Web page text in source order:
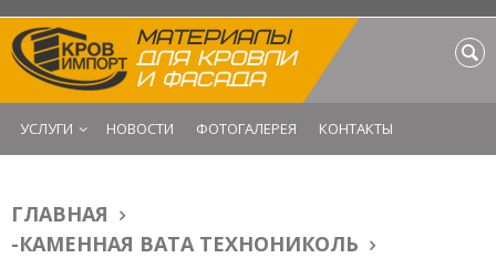
МАТЕРИАЛЫ
ДЛЯ КРОВЛИ
И ФАСАДА
УСЛУГИ НОВОСТИ ФОТОГАЛЕРЕЯ КОНТАКТЫ
Вы здесь
ГЛАВНАЯ
-КАМЕННАЯ ВАТА ТЕХНОНИКОЛЬ